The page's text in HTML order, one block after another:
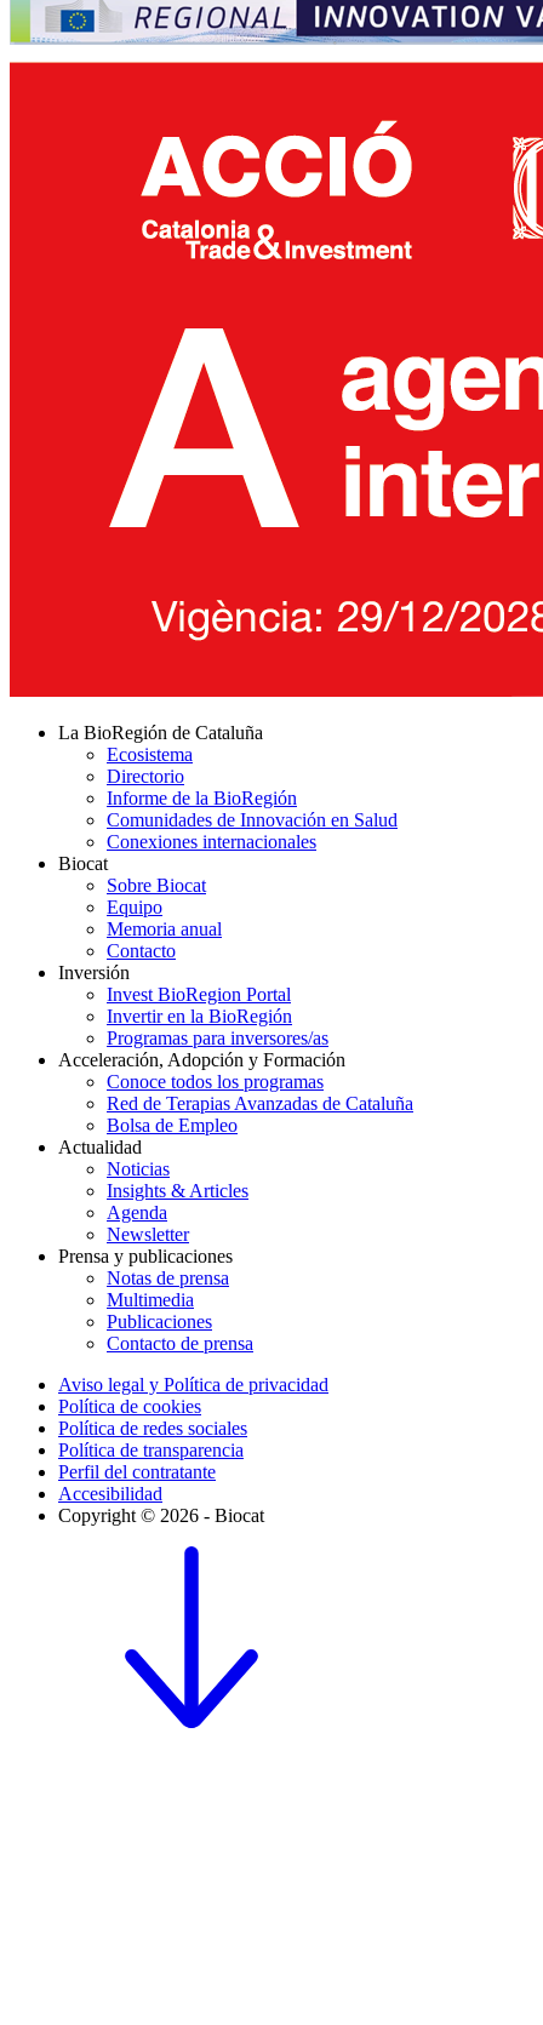
La BioRegión de Cataluña
Ecosistema
Directorio
Informe de la BioRegión
Comunidades de Innovación en Salud
Conexiones internacionales
Biocat
Sobre Biocat
Equipo
Memoria anual
Contacto
Inversión
Invest BioRegion Portal
Invertir en la BioRegión
Programas para inversores/as
Acceleración, Adopción y Formación
Conoce todos los programas
Red de Terapias Avanzadas de Cataluña
Bolsa de Empleo
Actualidad
Noticias
Insights & Articles
Agenda
Newsletter
Prensa y publicaciones
Notas de prensa
Multimedia
Publicaciones
Contacto de prensa
Aviso legal y Política de privacidad
Política de cookies
Política de redes sociales
Política de transparencia
Perfil del contratante
Accesibilidad
Copyright © 2026 - Biocat